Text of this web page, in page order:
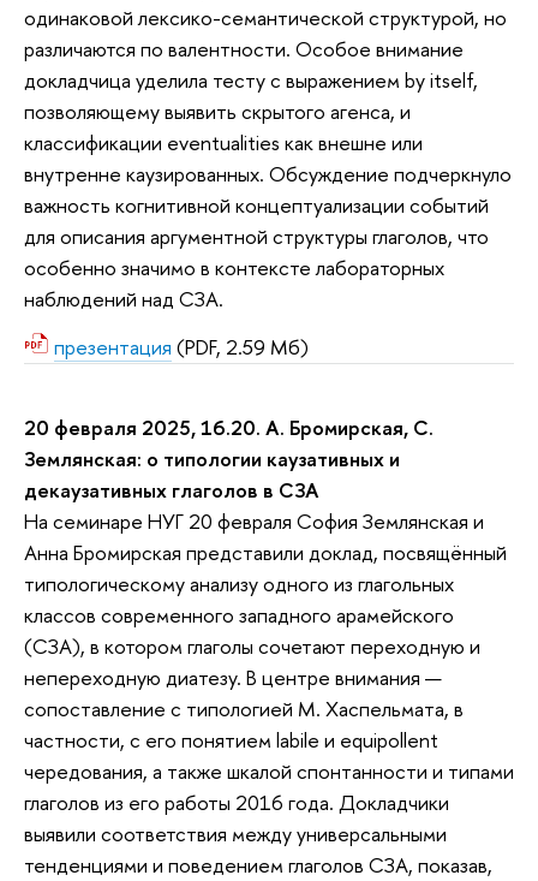
одинаковой лексико-семантической структурой, но
различаются по валентности. Особое внимание
докладчица уделила тесту с выражением by itself,
позволяющему выявить скрытого агенса, и
классификации eventualities как внешне или
внутренне каузированных. Обсуждение подчеркнуло
важность когнитивной концептуализации событий
для описания аргументной структуры глаголов, что
особенно значимо в контексте лабораторных
наблюдений над СЗА.
презентация (PDF, 2.59 Мб)
20 февраля 2025, 16.20. А. Бромирская, С.
Землянская: о типологии каузативных и
декаузативных глаголов в СЗА
На семинаре НУГ 20 февраля София Землянская и
Анна Бромирская представили доклад, посвящённый
типологическому анализу одного из глагольных
классов современного западного арамейского
(СЗА), в котором глаголы сочетают переходную и
непереходную диатезу. В центре внимания —
сопоставление с типологией М. Хаспельмата, в
частности, с его понятием labile и equipollent
чередования, а также шкалой спонтанности и типами
глаголов из его работы 2016 года. Докладчики
выявили соответствия между универсальными
тенденциями и поведением глаголов СЗА, показав,